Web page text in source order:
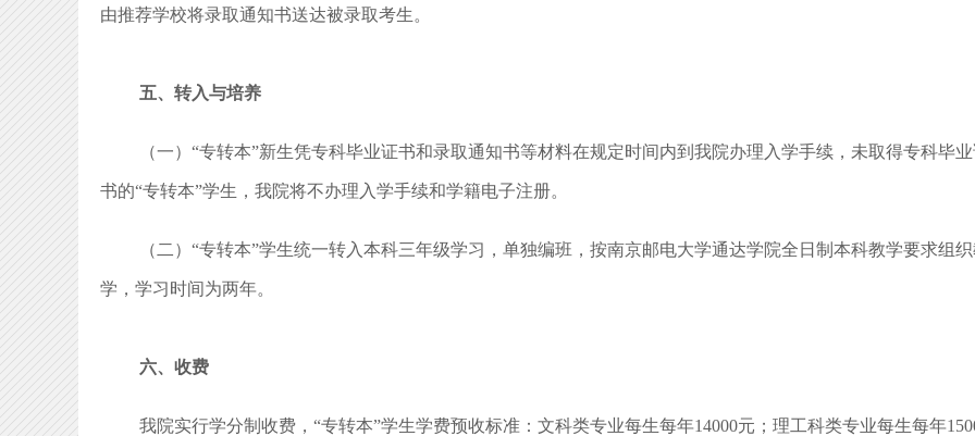
由推荐学校将录取通知书送达被录取考生。
五、转入与培养
（一）“专转本”新生凭专科毕业证书和录取通知书等材料在规定时间内到我院办理入学手续，未取得专科毕
书的“专转本”学生，我院将不办理入学手续和学籍电子注册。
（二）“专转本”学生统一转入本科三年级学习，单独编班，按南京邮电大学通达学院全日制本科教学要求组
学，学习时间为两年。
六、收费
我院实行学分制收费，“专转本”学生学费预收标准：文科类专业每生每年14000元；理工科类专业每生每年